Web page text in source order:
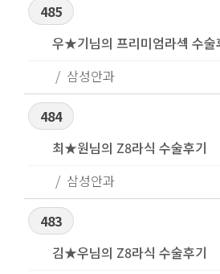
485
우★기님의 프리미엄라섹 수술
삼성안과
484
최★원님의 Z8라식 수술후기
삼성안과
483
김★우님의 Z8라식 수술후기